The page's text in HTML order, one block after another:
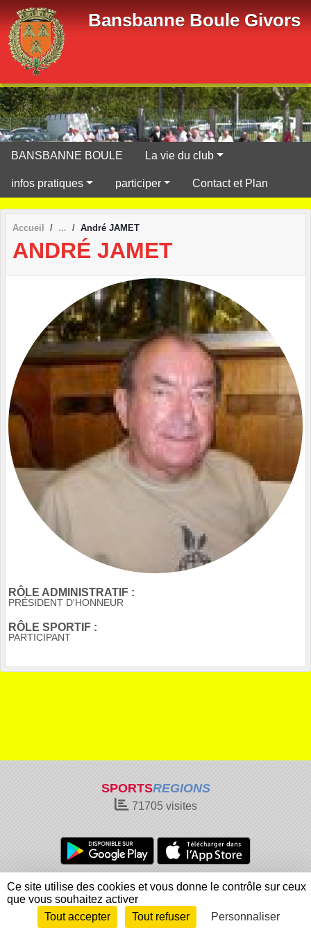
Bansbanne Boule Givors
BANSBANNE BOULE La vie du club
infos pratiques participer Contact et Plan
Accueil André JAMET
ANDRÉ JAMET
RÔLE ADMINISTRATIF :
PRÉSIDENT D'HONNEUR
RÔLE SPORTIF :
PARTICIPANT
SPORTSREGIONS
71705visites
Charte cookies
Gestion des cookies
Informations légales
Signaler un contenu inapproprié
Envie de participer ?
Connexion
Panneau de gestion des cookies
Ce site utilise des cookies et vous donne le contrôle sur ceux
que vous souhaitez activer
Tout accepter
Tout refuser Personnaliser